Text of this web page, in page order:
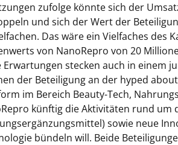
zufolge könnte sich der
und sich der Wert der
Das wäre ein Vielfaches des
von NanoRepro von 20
Erwartungen stecken auch in einem
der Beteiligung an der hyped
im Bereich Beauty-Tech,
künftig die Aktivitäten rund um
sowie neue
bündeln will. Beide